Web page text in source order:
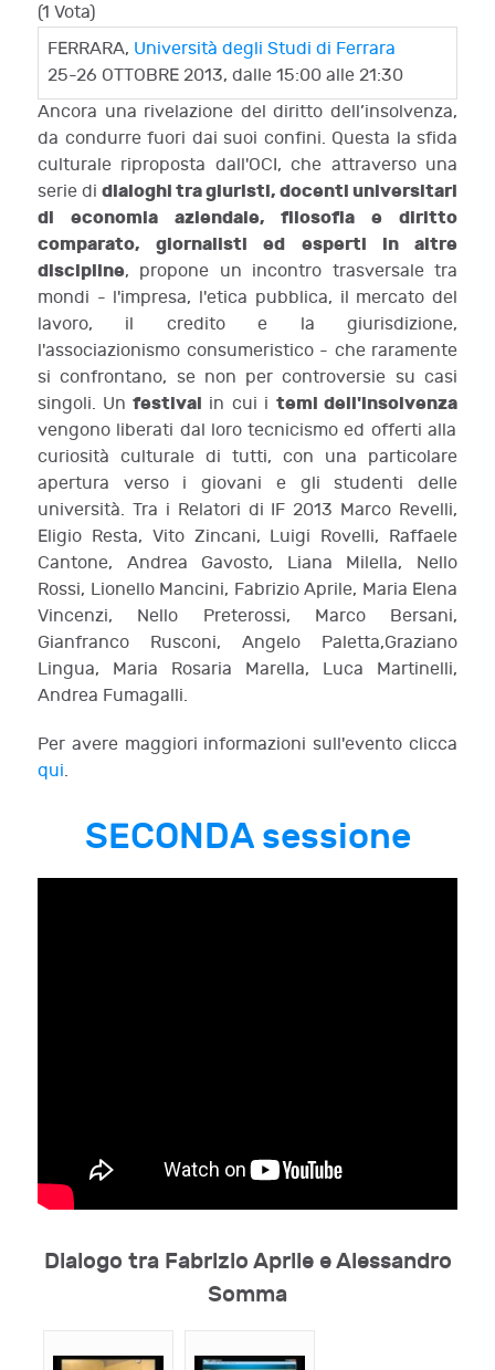
(1 Vota)
FERRARA, Università degli Studi di Ferrara
25-26 OTTOBRE 2013, dalle 15:00 alle 21:30
Ancora una rivelazione del diritto dell’insolvenza,
da condurre fuori dai suoi confini. Questa la sfida
culturale riproposta dall'OCI, che attraverso una
serie di dialoghi tra giuristi, docenti universitari
di economia aziendale, filosofia e diritto
comparato, giornalisti ed esperti in altre
discipline, propone un incontro trasversale tra
mondi - l'impresa, l'etica pubblica, il mercato del
lavoro, il credito e la giurisdizione,
l'associazionismo consumeristico - che raramente
si confrontano, se non per controversie su casi
singoli. Un festival in cui i temi dell'insolvenza
vengono liberati dal loro tecnicismo ed offerti alla
curiosità culturale di tutti, con una particolare
apertura verso i giovani e gli studenti delle
università. Tra i Relatori di IF 2013 Marco Revelli,
Eligio Resta, Vito Zincani, Luigi Rovelli, Raffaele
Cantone, Andrea Gavosto, Liana Milella, Nello
Rossi, Lionello Mancini, Fabrizio Aprile, Maria Elena
Vincenzi, Nello Preterossi, Marco Bersani,
Gianfranco Rusconi, Angelo Paletta,Graziano
Lingua, Maria Rosaria Marella, Luca Martinelli,
Andrea Fumagalli.
Per avere maggiori informazioni sull'evento clicca
qui.
SECONDA sessione
Dialogo tra Fabrizio Aprile e Alessandro
Somma